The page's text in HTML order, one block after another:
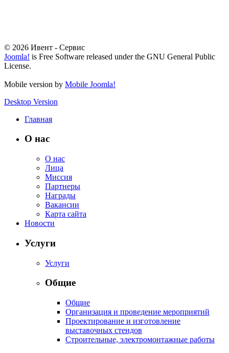
© 2026 Ивент - Сервис
Joomla! is Free Software released under the GNU General Public
License.
Mobile version by Mobile Joomla!
Desktop Version
Главная
О нас
О нас
Лица
Миссия
Партнеры
Награды
Вакансии
Карта сайта
Новости
Услуги
Услуги
Общие
Общие
Организация и проведение мероприятий
Проектирование и изготовление
выставочных стендов
Строительные, электромонтажные работы